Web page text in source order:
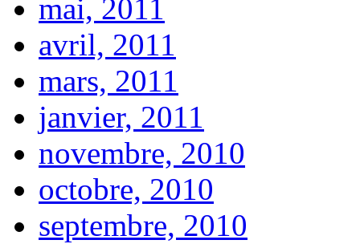
mai, 2011
avril, 2011
mars, 2011
janvier, 2011
novembre, 2010
octobre, 2010
septembre, 2010